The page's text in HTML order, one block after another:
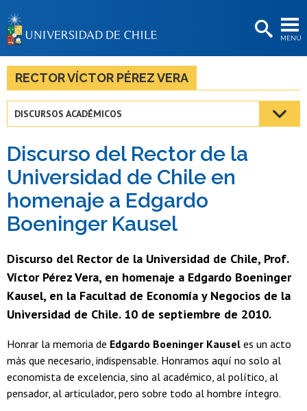
MENÚ
BIBLIOTECAS
LA UNIVERSIDAD
Estudiantes
Académicas/os
Funcionarias/os
Egresadas/os
RECTOR VÍCTOR PÉREZ VERA
DISCURSOS ACADÉMICOS
Discurso del Rector de la
Universidad de Chile en
homenaje a Edgardo
Boeninger Kausel
Discurso del Rector de la Universidad de Chile, Prof.
Víctor Pérez Vera, en homenaje a Edgardo Boeninger
Kausel, en la Facultad de Economía y Negocios de la
Universidad de Chile. 10 de septiembre de 2010.
Honrar la memoria de Edgardo Boeninger Kausel es un acto
más que necesario, indispensable. Honramos aquí no solo al
economista de excelencia, sino al académico, al político, al
pensador, al articulador, pero sobre todo al hombre íntegro.